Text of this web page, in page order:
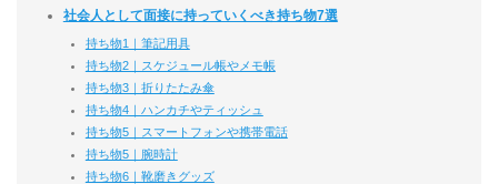
社会人として面接に持っていくべき持ち物7選
持ち物1｜筆記用具
持ち物2｜スケジュール帳やメモ帳
持ち物3｜折りたたみ傘
持ち物4｜ハンカチやティッシュ
持ち物5｜スマートフォンや携帯電話
持ち物5｜腕時計
持ち物6｜靴磨きグッズ